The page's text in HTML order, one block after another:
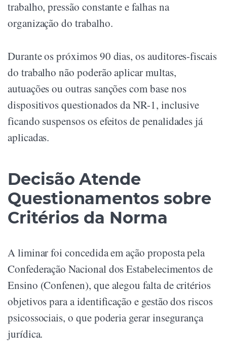
trabalho, pressão constante e falhas na
organização do trabalho.
Durante os próximos 90 dias, os auditores-fiscais
do trabalho não poderão aplicar multas,
autuações ou outras sanções com base nos
dispositivos questionados da NR-1, inclusive
ficando suspensos os efeitos de penalidades já
aplicadas.
Decisão Atende
Questionamentos sobre
Critérios da Norma
A liminar foi concedida em ação proposta pela
Confederação Nacional dos Estabelecimentos de
Ensino (Confenen), que alegou falta de critérios
objetivos para a identificação e gestão dos riscos
psicossociais, o que poderia gerar insegurança
jurídica.